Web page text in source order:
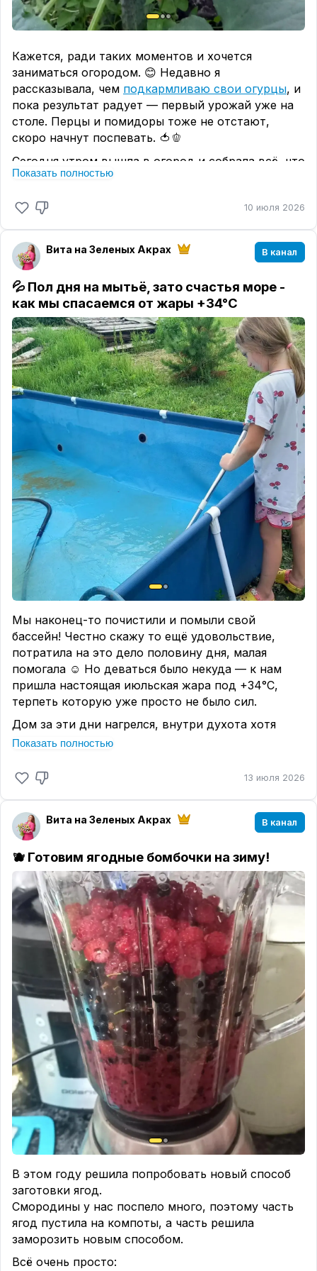
Почему люблю этот рецепт
✔ готовится за 10 минут;
✔ подходит для ПП;
✔ нравится детям;
✔ легко взять за основу и добавлять разные
начинки.
Сохраняйте рецепт и делитесь своими любимыми
вариантами полезных завтраков. 🤍
Кажется, ради таких моментов и хочется
заниматься огородом. 😊 Недавно я
рассказывала, чем подкармливаю свои огурцы, и
пока результат радует — первый урожай уже на
столе. Перцы и помидоры тоже не отстают,
скоро начнут поспевать. 🍅🫑
Сегодня утром вышла в огород и собрала всё, что
нужно к обеду: свежие огурчики, зелень, а потом
яйцами. 🥚 У нас живут всего шесть несушек.
Небольшое хозяйство, но для нашей семьи этого
вполне хватает.
С каждым годом всё больше убеждаюсь, что свой
огород — это не только про вкусные овощи. Это
ещё и вклад в семейный бюджет. Раз урожай
начинает созревать, значит, мы будем меньше
покупать овощей в магазине. А это ещё одна
возможность немного сэкономить.
Но для меня самое ценное даже не это. Я точно
знаю, чем подкармливала растения, как за ними
ухаживала и что огурец сорван буквально за
несколько минут до того, как оказался на столе.
Такой свежести и вкуса в магазине точно не
купишь. 🤍
Наверное, именно из таких простых моментов и
складывается счастье загородной жизни. 🌿
А как у вас успехи с урожаем в этом году? Что
уже вовсю собираете, а что пока только
догоняет? Делитесь в комментариях!👇
Показать полностью
10 июля 2026
Вита на Зеленых Акрах В канал
💦 Пол дня на мытьё, зато счастья море -
как мы спасаемся от жары +34°C
Мы наконец-то почистили и помыли свой
бассейн! Честно скажу то ещё удовольствие,
потратила на это дело половину дня, малая
помогала ☺️ Но деваться было некуда — к нам
пришла настоящая июльская жара под +34°C,
терпеть которую уже просто не было сил.
Дом за эти дни нагрелся, внутри духота хотя
обычно у нас держится приятная прохлада.
в обнимку с включённым вентилятором. Потом с
Но как только свежая вода в бассейн была
набрана — всё, марафон помывки окупился
сполна! Купаться прибежали абсолютно все и
папа и дети. Кого-то вытащить из воды теперь
нереальная задача.
Ну и ладно! Наше уральское лето такое короткое,
что нужно ловить каждый жаркий денечек и
радоваться этим простым моментам. Зато теперь
у нас на участке свой личный курорт 🏖️
А как вы спасаетесь от этой духоты?
Показать полностью
13 июля 2026
Вита на Зеленых Акрах В канал
🫐 Готовим ягодные бомбочки на зиму!
В этом году решила попробовать новый способ
заготовки ягод.
Смородины у нас поспело много, поэтому часть
ягод пустила на компоты, а часть решила
заморозить новым способом.
Всё очень просто: